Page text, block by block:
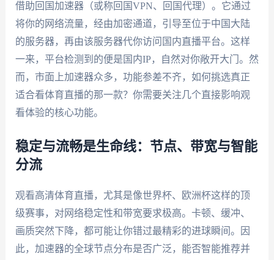
借助回国加速器（或称回国VPN、回国代理）。它通过
将你的网络流量，经由加密通道，引导至位于中国大陆
的服务器，再由该服务器代你访问国内直播平台。这样
一来，平台检测到的便是国内IP，自然对你敞开大门。然
而，市面上加速器众多，功能参差不齐，如何挑选真正
适合看体育直播的那一款？你需要关注几个直接影响观
看体验的核心功能。
稳定与流畅是生命线：节点、带宽与智能
分流
观看高清体育直播，尤其是像世界杯、欧洲杯这样的顶
级赛事，对网络稳定性和带宽要求极高。卡顿、缓冲、
画质突然下降，都可能让你错过最精彩的进球瞬间。因
此，加速器的全球节点分布是否广泛，能否智能推荐并